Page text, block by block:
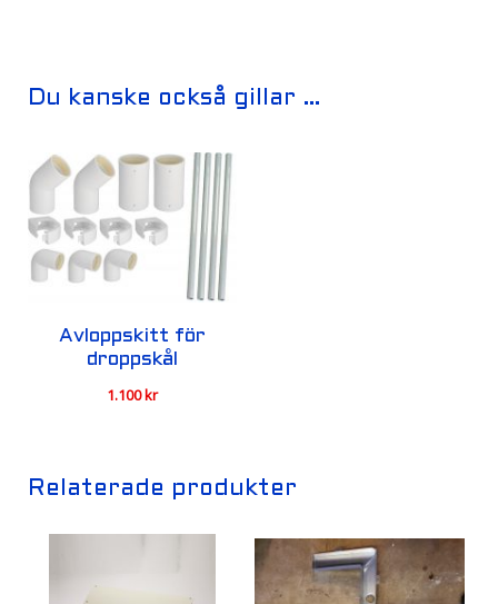
Du kanske också gillar …
Avloppskitt för
droppskål
1.100kr
Relaterade produkter